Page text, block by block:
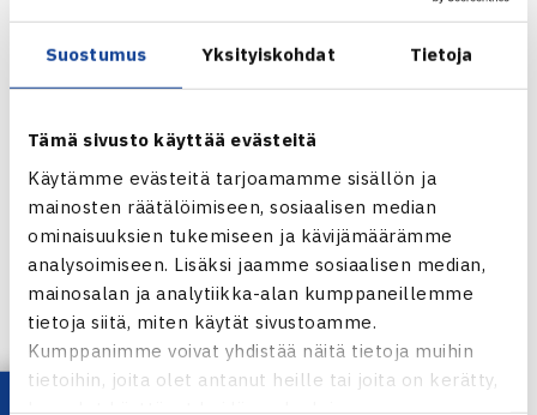
Suostumus Yksityiskohdat Tietoja
Tämä sivusto käyttää evästeitä
Käytämme evästeitä tarjoamamme sisällön ja
mainosten räätälöimiseen, sosiaalisen median
ominaisuuksien tukemiseen ja kävijämäärämme
analysoimiseen. Lisäksi jaamme sosiaalisen median,
mainosalan ja analytiikka-alan kumppaneillemme
tietoja siitä, miten käytät sivustoamme.
Kumppanimme voivat yhdistää näitä tietoja muihin
tietoihin, joita olet antanut heille tai joita on kerätty,
kun olet käyttänyt heidän palvelujaan.
3.kierrosta: Herkko Pöllänen (2.) – Soichiro Moritani Japani
Poikien nelinpeli
2.kierrosta: Jaden Grinter Uusi-Seelanti/Pöllänen (1.) –
Nasa Hatakeyama/Shoma Kato Japani 67(6) 63 [10-3]
Tyttöjen nelinpeli
2.kierrosta: Kyouka Okamura/Asuka Sakamoto Japani –
Petra Piirtola/Barbora Stefkova Tsekki (5.) 63 76(3)
Nagoyan juniorien ITF-turnaus verkossa